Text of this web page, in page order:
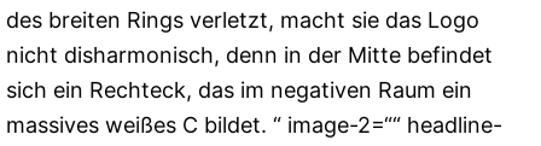
des breiten Rings verletzt, macht sie das Logo
nicht disharmonisch, denn in der Mitte befindet
sich ein Rechteck, das im negativen Raum ein
massives weißes C bildet. “ image-2=““ headline-